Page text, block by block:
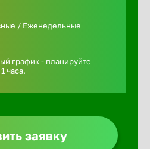
/ Еженедельные
график - планируйте
часа.
заявку